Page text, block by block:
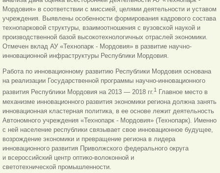
Мордовия» в соответствии с миссией, целями деятельности и уставом
учреждения. Выявлены особенности формирования кадрового состава
технопарковой структуры, взаимоотношения с вузовской наукой и
производственной базой высокотехнологичных отраслей экономики.
Отмечен вклад АУ «Технопарк - Мордовия» в развитие научно-
инновационной инфраструктуры Республики Мордовия.
Работа по инновационному развитию Республики Мордовия основана
на реализации Государственной программы научно-инновационного
развития Республики Мордовия на 2013 — 2018 гг.1
Главное место в
механизме инновационного развития экономики региона должна занять
инновационная кластерная политика, в ее основе лежит деятельность
Автономного учреждения «Технопарк - Мордовия» (Технопарк). Именно
с ней население республики связывает свое инновационное будущее,
возрождение экономики и превращение региона в лидера
инновационного развития Приволжского федерального округа
и всероссийский центр оптико-волоконной и
светотехнической промышленности.